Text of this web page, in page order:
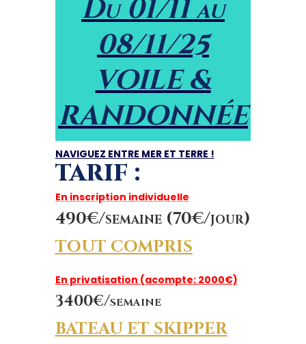
Du 01/11 au
08/11/25
VOILE &
RANDONNÉE
NAVIGUEZ ENTRE MER ET TERRE !
TARIF :
En inscription individuelle
490€/semaine (70€/jour)
TOUT COMPRIS
En privatisation (acompte: 2000€)
3400€/semaine
BATEAU ET SKIPPER